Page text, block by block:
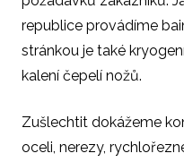
republice provádíme
stránkou je také
kalení čepelí nožů.
Zušlechtit dokážeme
oceli, nerezy,